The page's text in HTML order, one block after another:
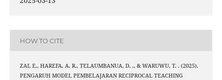
HOW TO CITE
ZAI, E., HAREFA, A. R., TELAUMBANUA, D. ., & WARUWU, T. . (2025).
PENGARUH MODEL PEMBELAJARAN RECIPROCAL TEACHING